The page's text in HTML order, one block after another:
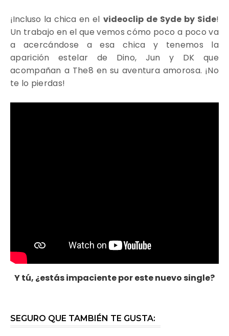
¡Incluso la chica en el videoclip de Syde by Side!
Un trabajo en el que vemos cómo poco a poco va
a acercándose a esa chica y tenemos la
aparición estelar de Dino, Jun y DK que
acompañan a The8 en su aventura amorosa. ¡No
te lo pierdas!
Y tú, ¿estás impaciente por este nuevo single?
SEGURO QUE TAMBIÉN TE GUSTA: